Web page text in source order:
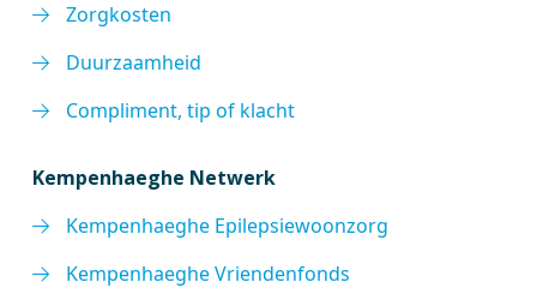
Zorgkosten
Duurzaamheid
Compliment, tip of klacht
Kempenhaeghe Netwerk
Kempenhaeghe Epilepsiewoonzorg
Kempenhaeghe Vriendenfonds